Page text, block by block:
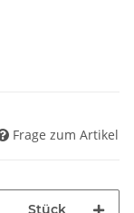
Frage zum Artikel